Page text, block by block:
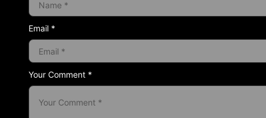
Your Comment *
Email *